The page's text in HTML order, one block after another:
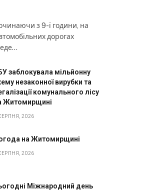
з 9-ї години, на
дорогах
заблокувала мільйонну
незаконної вирубки та
комунального лісу
Житомирщині
2026
на Житомирщині
2026
Міжнародний день